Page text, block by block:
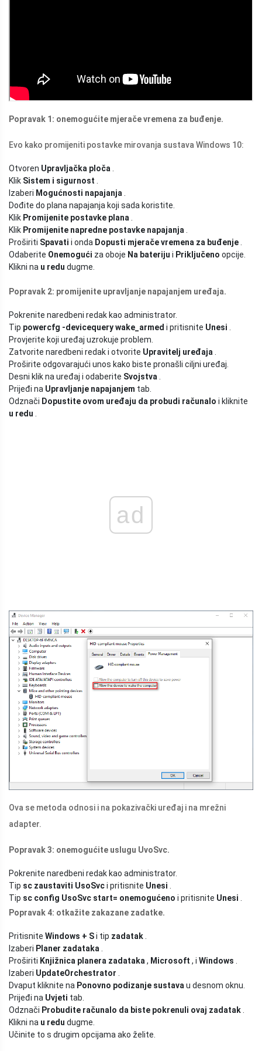
Popravak 1: onemogućite mjerače vremena za buđenje.
Evo kako promijeniti postavke mirovanja sustava Windows 10:
Otvoren Upravljačka ploča
Klik Sistem i sigurnost
Izaberi Mogućnosti napajanja
Dođite do plana napajanja koji sada koristite.
Klik Promijenite postavke plana
Klik Promijenite napredne postavke napajanja
Proširiti Spavati i onda Dopusti mjerače vremena za buđenje
Odaberite Onemogući za oboje Na bateriju i Priključeno opcije.
Klikni na u redu dugme.
Popravak 2: promijenite upravljanje napajanjem uređaja.
Pokrenite naredbeni redak kao administrator.
Tip powercfg -devicequery wake_armed i pritisnite Unesi
Provjerite koji uređaj uzrokuje problem.
Zatvorite naredbeni redak i otvorite Upravitelj uređaja
Proširite odgovarajući unos kako biste pronašli ciljni uređaj.
Desni klik na uređaj i odaberite Svojstva
Prijeđi na Upravljanje napajanjem tab.
Odznači Dopustite ovom uređaju da probudi računalo i kliknite
u redu
ad
Ova se metoda odnosi i na pokazivački uređaj i na mrežni
adapter.
Popravak 3: onemogućite uslugu UvoSvc.
Pokrenite naredbeni redak kao administrator.
Tip sc zaustaviti UsoSvci pritisnite Unesi
Tip sc config UsoSvc start= onemogućeno i pritisnite Unesi
Popravak 4: otkažite zakazane zadatke.
Pritisnite Windows + Si tip zadatak
Izaberi Planer zadataka
Proširiti Knjižnica planera zadataka , Microsoft , i Windows
Izaberi UpdateOrchestrator
Dvaput kliknite na Ponovno podizanje sustava u desnom oknu.
Prijeđi na Uvjeti tab.
Odznači Probudite računalo da biste pokrenuli ovaj zadatak
Klikni na u redu dugme.
Učinite to s drugim opcijama ako želite.